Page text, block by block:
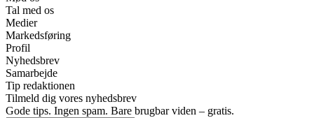
Tal med os
Medier
Markedsføring
Profil
Nyhedsbrev
Samarbejde
Tip redaktionen
Tilmeld dig vores nyhedsbrev
Gode tips. Ingen spam. Bare brugbar viden – gratis.